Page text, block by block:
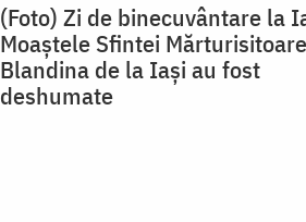
(Foto) Zi de binecuvântare la
Moaștele Sfintei Mărturisitoare
Blandina de la Iași au fost
deshumate